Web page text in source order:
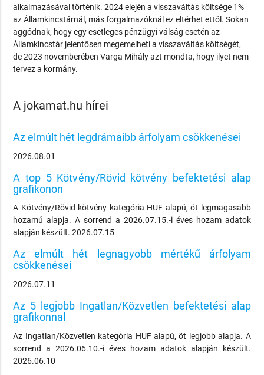
alkalmazásával történik. 2024 elején a visszaváltás költsége 1%
az Államkincstárnál, más forgalmazóknál ez eltérhet ettől. Sokan
aggódnak, hogy egy esetleges pénzügyi válság esetén az
Államkincstár jelentősen megemelheti a visszaváltás költségét,
de 2023 novemberében Varga Mihály azt mondta, hogy ilyet nem
tervez a kormány.
A jokamat.hu hírei
Az elmúlt hét legdrámaibb árfolyam csökkenései
2026.08.01
A top 5 Kötvény/Rövid kötvény befektetési alap
grafikonon
A Kötvény/Rövid kötvény kategória HUF alapú, öt legmagasabb
hozamú alapja. A sorrend a 2026.07.15.-i éves hozam adatok
alapján készült. 2026.07.15
Az elmúlt hét legnagyobb mértékű árfolyam
csökkenései
2026.07.11
Az 5 legjobb Ingatlan/Közvetlen befektetési alap
grafikonnal
Az Ingatlan/Közvetlen kategória HUF alapú, öt legjobb alapja. A
sorrend a 2026.06.10.-i éves hozam adatok alapján készült.
2026.06.10